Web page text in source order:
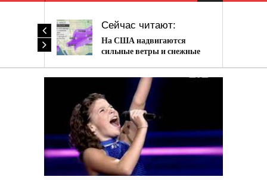
Сейчас читают:
На США надвигаются
сильные ветры и снежные